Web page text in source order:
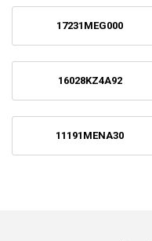
17231MEG000
16028KZ4A92
11191MENA30